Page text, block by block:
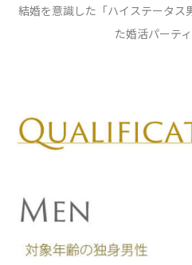
結婚を意識した「ハイステータス
た婚活パーティ